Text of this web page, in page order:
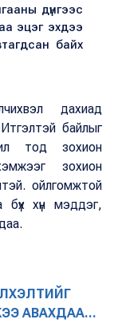
дүнгээс
эцэг эхдээ
байх
дахиад
байлыг
тод зохион
зохион
ойлгомжтой
бүх хүн мэддэг,
АВАХДАА...